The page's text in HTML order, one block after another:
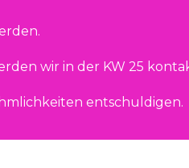
wir in der KW 25
entschuldigen.